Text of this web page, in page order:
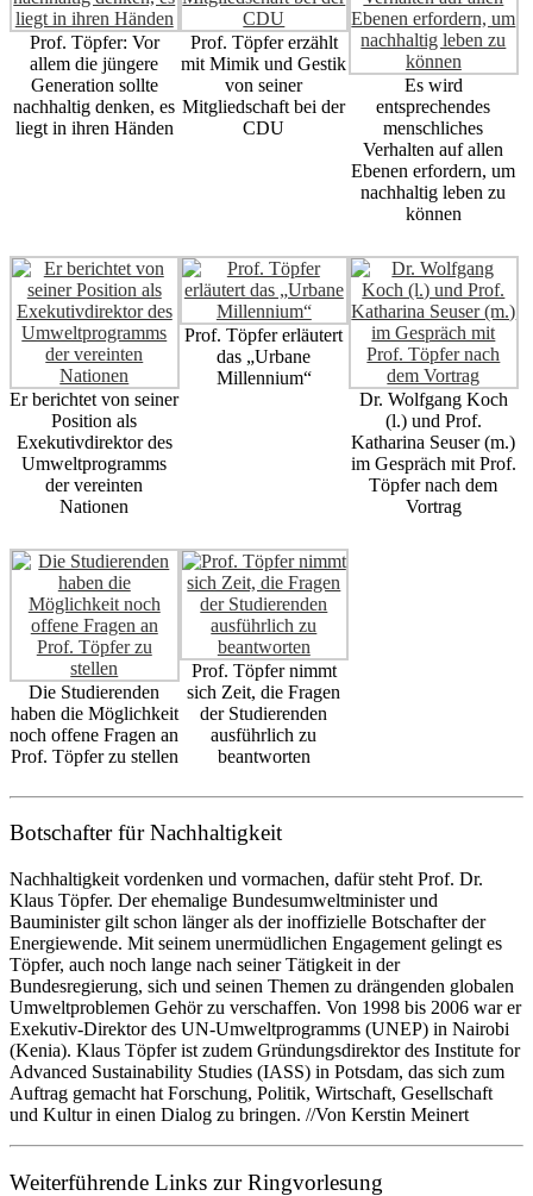
Prof. Töpfer: Vor
allem die jüngere
Generation sollte
nachhaltig denken, es
liegt in ihren Händen
Prof. Töpfer erzählt
mit Mimik und Gestik
von seiner
Mitgliedschaft bei der
CDU
Es wird
entsprechendes
menschliches
Verhalten auf allen
Ebenen erfordern, um
nachhaltig leben zu
können
Er berichtet von seiner
Position als
Exekutivdirektor des
Umweltprogramms
der vereinten
Nationen
Prof. Töpfer erläutert
das „Urbane
Millennium“
Dr. Wolfgang Koch
(l.) und Prof.
Katharina Seuser (m.)
im Gespräch mit Prof.
Töpfer nach dem
Vortrag
Die Studierenden
haben die Möglichkeit
noch offene Fragen an
Prof. Töpfer zu stellen
Prof. Töpfer nimmt
sich Zeit, die Fragen
der Studierenden
ausführlich zu
beantworten
Botschafter für Nachhaltigkeit
Nachhaltigkeit vordenken und vormachen, dafür steht Prof. Dr.
Klaus Töpfer. Der ehemalige Bundesumweltminister und
Bauminister gilt schon länger als der inoffizielle Botschafter der
Energiewende. Mit seinem unermüdlichen Engagement gelingt es
Töpfer, auch noch lange nach seiner Tätigkeit in der
Bundesregierung, sich und seinen Themen zu drängenden globalen
Umweltproblemen Gehör zu verschaffen. Von 1998 bis 2006 war er
Exekutiv-Direktor des UN-Umweltprogramms (UNEP) in Nairobi
(Kenia). Klaus Töpfer ist zudem Gründungsdirektor des Institute for
Advanced Sustainability Studies (IASS) in Potsdam, das sich zum
Auftrag gemacht hat Forschung, Politik, Wirtschaft, Gesellschaft
und Kultur in einen Dialog zu bringen. //Von Kerstin Meinert
Weiterführende Links zur Ringvorlesung